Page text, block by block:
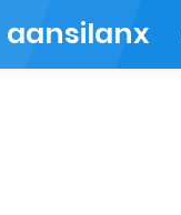
aansilanx